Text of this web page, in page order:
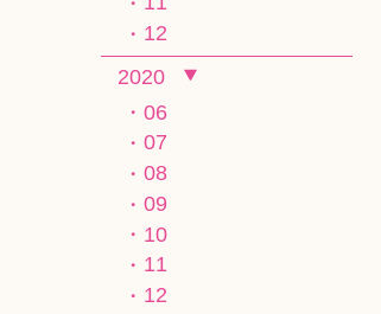
12
2020
06
07
08
09
10
11
12